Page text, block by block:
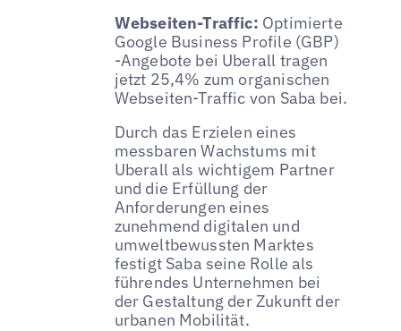
Webseiten-Traffic: Optimierte
Google Business Profile (GBP)
-Angebote bei Uberall tragen
jetzt 25,4% zum organischen
Webseiten-Traffic von Saba bei.
Durch das Erzielen eines
messbaren Wachstums mit
Uberall als wichtigem Partner
und die Erfüllung der
Anforderungen eines
zunehmend digitalen und
umweltbewussten Marktes
festigt Saba seine Rolle als
führendes Unternehmen bei
der Gestaltung der Zukunft der
urbanen Mobilität.